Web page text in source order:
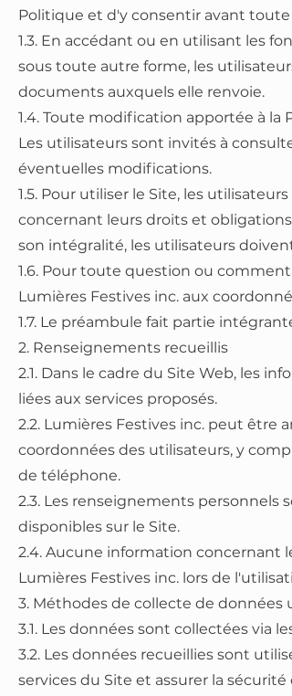
Politique et d'y consentir avant
1.3. En accédant ou en utilisant les
sous toute autre forme, les
documents auxquels elle renvoie.
1.4. Toute modification apportée à la
Les utilisateurs sont invités à
éventuelles modifications.
1.5. Pour utiliser le Site, les
concernant leurs droits et
son intégralité, les utilisateurs
1.6. Pour toute question ou
Lumières Festives inc. aux
1.7. Le préambule fait partie
2. Renseignements recueillis
2.1. Dans le cadre du Site Web, les
liées aux services proposés.
2.2. Lumières Festives inc. peut être
coordonnées des utilisateurs, y
de téléphone.
2.3. Les renseignements
disponibles sur le Site.
2.4. Aucune information concernant
Lumières Festives inc. lors de
3. Méthodes de collecte de données
3.1. Les données sont collectées via
3.2. Les données recueillies sont
services du Site et assurer la sécurité